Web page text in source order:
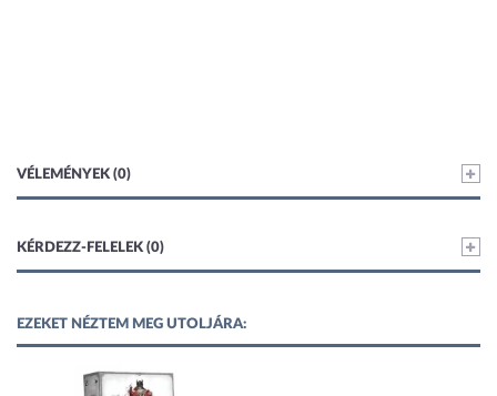
VÉLEMÉNYEK (0)
KÉRDEZZ-FELELEK (0)
EZEKET NÉZTEM MEG UTOLJÁRA: